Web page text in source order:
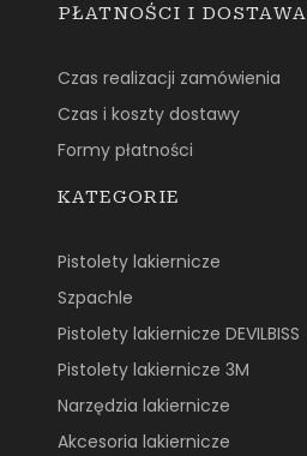
PŁATNOŚCI I DOSTAWA
Czas realizacji zamówienia
Czas i koszty dostawy
Formy płatności
KATEGORIE
Pistolety lakiernicze
Szpachle
Pistolety lakiernicze DEVILBISS
Pistolety lakiernicze 3M
Narzędzia lakiernicze
Akcesoria lakiernicze